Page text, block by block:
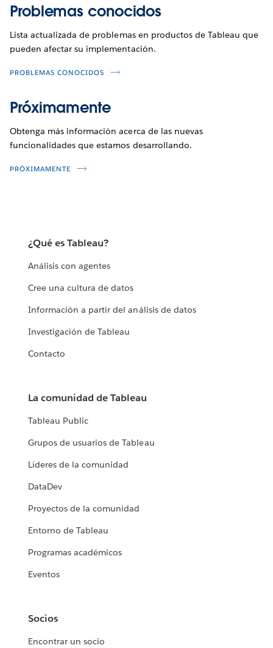
Problemas conocidos
Lista actualizada de problemas en productos de Tableau que
pueden afectar su implementación.
PROBLEMAS CONOCIDOS
Próximamente
Obtenga más información acerca de las nuevas
funcionalidades que estamos desarrollando.
PRÓXIMAMENTE
¿Qué es Tableau?
Análisis con agentes
Cree una cultura de datos
Información a partir del análisis de datos
Investigación de Tableau
Contacto
La comunidad de Tableau
Tableau Public
Grupos de usuarios de Tableau
Líderes de la comunidad
DataDev
Proyectos de la comunidad
Entorno de Tableau
Programas académicos
Eventos
Socios
Encontrar un socio